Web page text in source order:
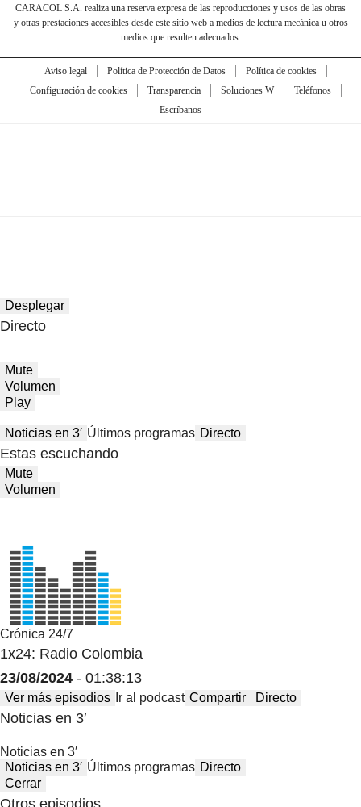
CARACOL S.A. realiza una reserva expresa de las reproducciones y usos de las obras
y otras prestaciones accesibles desde este sitio web a medios de lectura mecánica u otros
medios que resulten adecuados.
Aviso legal Política de Protección de Datos
Política de cookies
Configuración de cookies
Transparencia Soluciones W
Teléfonos
Escríbanos
Desplegar
Directo
Mute
Volumen
Play
Noticias en 3′ Últimos programas Directo
Estas escuchando
Mute
Volumen
Crónica 24/7
1x24: Radio Colombia
23/08/2024 - 01:38:13
Ver más episodios Ir al podcast Compartir Directo
Noticias en 3′
Noticias en 3′
Noticias en 3′ Últimos programas Directo
Cerrar